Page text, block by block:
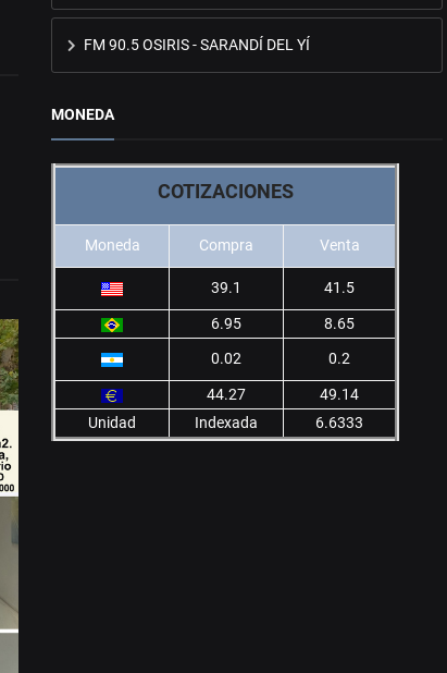
FM 90.5 OSIRIS - SARANDÍ DEL YÍ
MONEDA
COTIZACIONES
Moneda Compra Venta
39.1 41.5
6.95
8.65
0.02
0.2
44.27
49.14
Unidad
Indexada 6.6333